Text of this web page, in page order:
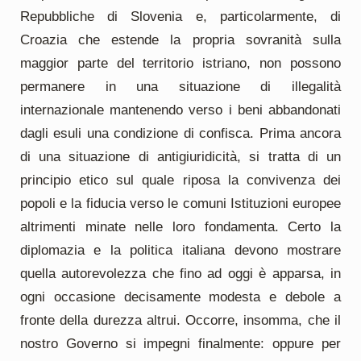
Repubbliche di Slovenia e, particolarmente, di
Croazia che estende la propria sovranità sulla
maggior parte del territorio istriano, non possono
permanere in una situazione di illegalità
internazionale mantenendo verso i beni abbandonati
dagli esuli una condizione di confisca. Prima ancora
di una situazione di antigiuridicità, si tratta di un
principio etico sul quale riposa la convivenza dei
popoli e la fiducia verso le comuni Istituzioni europee
altrimenti minate nelle loro fondamenta. Certo la
diplomazia e la politica italiana devono mostrare
quella autorevolezza che fino ad oggi è apparsa, in
ogni occasione decisamente modesta e debole a
fronte della durezza altrui. Occorre, insomma, che il
nostro Governo si impegni finalmente: oppure per